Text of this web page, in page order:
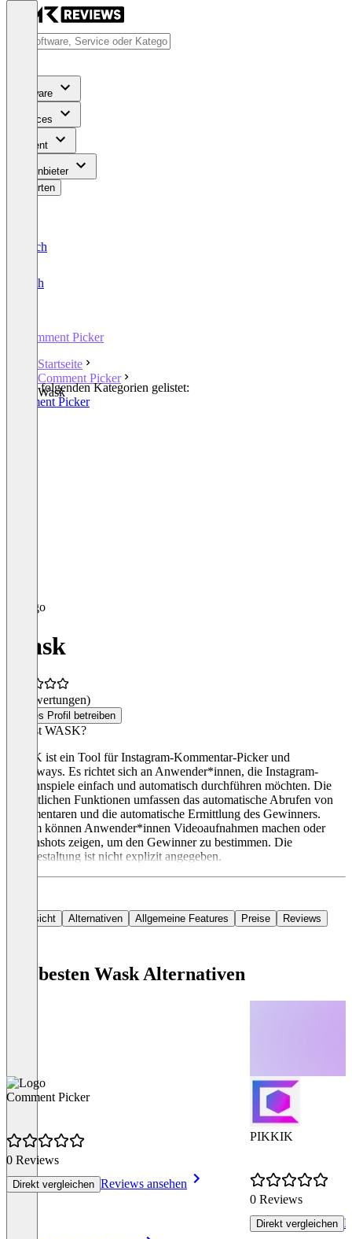
Software
Services
Content
Für Anbieter
Bewerten
Deutsch
English
Comment Picker
Startseite
Comment Picker
Wask
In den folgenden Kategorien gelistet:
Comment Picker
Wask
(0 Bewertungen)
Dieses Profil betreiben
Was ist WASK?
WASK ist ein Tool für Instagram-Kommentar-Picker und
Giveaways. Es richtet sich an Anwender*innen, die Instagram-
Gewinnspiele einfach und automatisch durchführen möchten. Die
wesentlichen Funktionen umfassen das automatische Abrufen von
Kommentaren und die automatische Ermittlung des Gewinners.
Zudem können Anwender*innen Videoaufnahmen machen oder
Screenshots zeigen, um den Gewinner zu bestimmen. Die
Preisgestaltung ist nicht explizit angegeben.
Übersicht Alternativen Allgemeine Features Preise Reviews
Die besten Wask Alternativen
Comment Picker
0 Reviews
Direkt vergleichen Reviews ansehen
PIKKIK
0 Reviews
Direkt vergleichen